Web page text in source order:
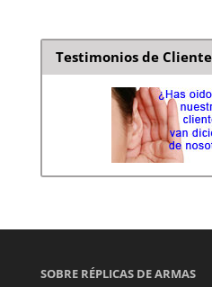
Testimonios de
SOBRE RÉPLICAS DE ARMAS